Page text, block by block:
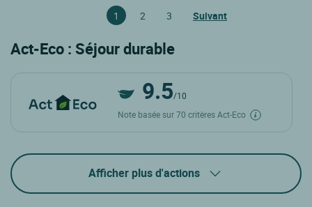
1 2 3 Suivant
Act-Eco : Séjour durable
9.5/10
Note basée sur 70 critères Act-Eco
Afficher plus d'actions